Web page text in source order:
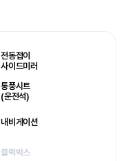
전동접이
사이드미러
통풍시트
(운전석)
내비게이션
블랙박스